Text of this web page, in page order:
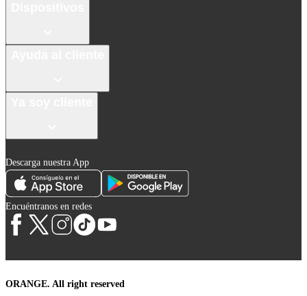
Descarga nuestra App
Encuéntranos en redes
ORANGE. All right reserved